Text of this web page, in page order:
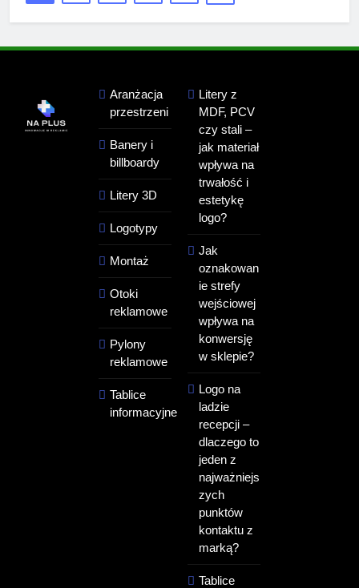
Aranżacja
przestrzeni
Banery i
billboardy
Litery 3D
Logotypy
Montaż
Otoki
reklamowe
Pylony
reklamowe
Tablice
informacyjne
Litery z
MDF, PCV
czy stali –
jak materiał
wpływa na
trwałość i
estetykę
logo?
Jak
oznakowan
ie strefy
wejściowej
wpływa na
konwersję
w sklepie?
Logo na
ladzie
recepcji –
dlaczego to
jeden z
najważniejs
zych
punktów
kontaktu z
marką?
Tablice